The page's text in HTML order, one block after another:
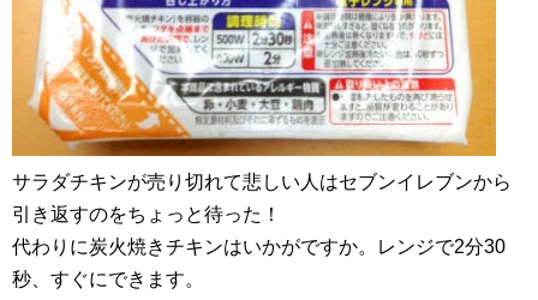
サラダチキンが売り切れて悲しい人はセブンイレブンから
引き返すのをちょっと待った！
代わりに炭火焼きチキンはいかがですか。レンジで2分30
秒、すぐにできます。